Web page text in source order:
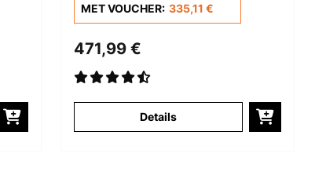
MET VOUCHER: 335,11 €
471,99 €
Details